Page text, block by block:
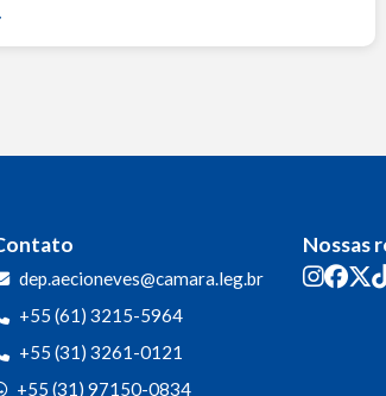
dep.aecioneves@camara.leg.br
+55 (61) 3215-5964
+55 (31) 3261-0121
+55 (31) 97150-0834
Nossas